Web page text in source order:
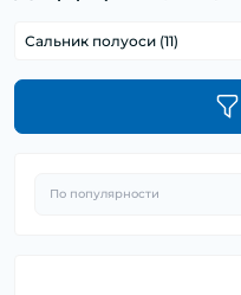
Сальник полуоси (11)